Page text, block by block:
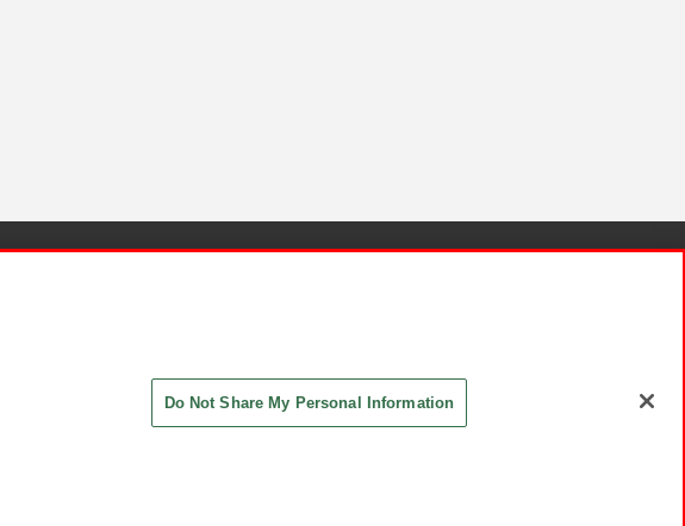
Do Not Share My Personal Information